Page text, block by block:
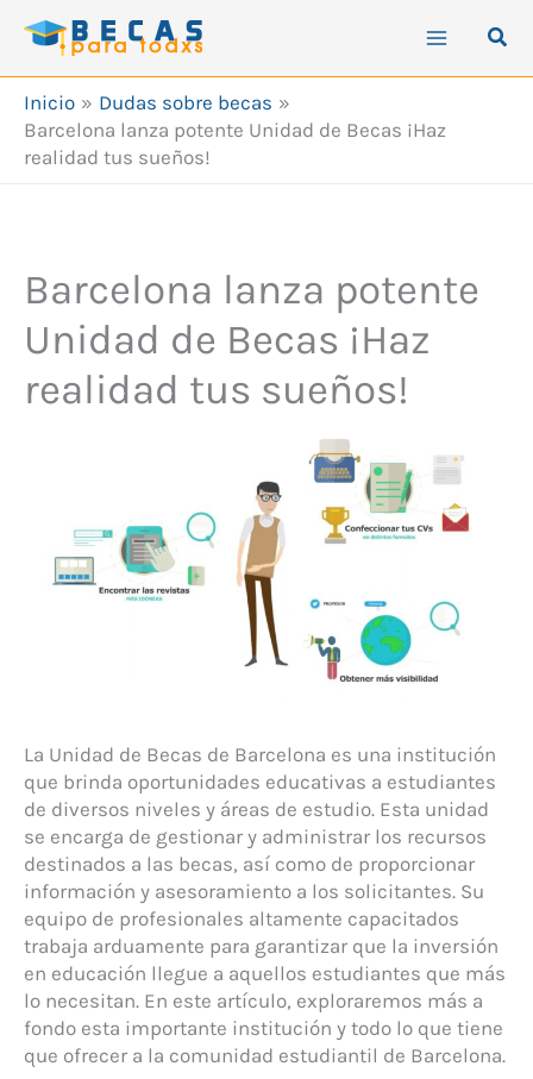
Inicio
Dudas sobre becas
Barcelona lanza potente Unidad de Becas ¡Haz
realidad tus sueños!
Barcelona lanza potente
Unidad de Becas ¡Haz
realidad tus sueños!
La Unidad de Becas de Barcelona es una institución
que brinda oportunidades educativas a estudiantes
de diversos niveles y áreas de estudio. Esta unidad
se encarga de gestionar y administrar los recursos
destinados a las becas, así como de proporcionar
información y asesoramiento a los solicitantes. Su
equipo de profesionales altamente capacitados
trabaja arduamente para garantizar que la inversión
en educación llegue a aquellos estudiantes que más
lo necesitan. En este artículo, exploraremos más a
fondo esta importante institución y todo lo que tiene
que ofrecer a la comunidad estudiantil de Barcelona.